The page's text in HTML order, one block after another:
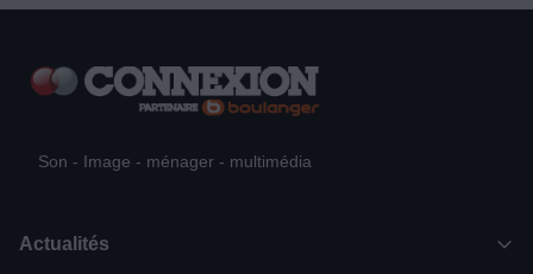
Son - Image - ménager - multimédia
Actualités